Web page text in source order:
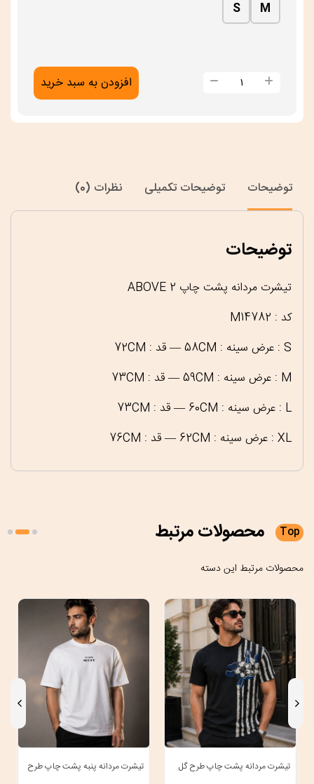
M
S
تیشرت
پشت
عدد
افزودن به سبد خرید
توضیحات توضیحات تکمیلی نظرات (0)
توضیحات
تیشرت مردانه پشت چاپ ABOVE 2
کد : M14782
S : عرض سینه : 58CM — قد : 72CM
M : عرض سینه : 59CM — قد : 73CM
L : عرض سینه : 60CM — قد : 73CM
XL : عرض سینه : 62CM — قد : 76CM
Top محصولاتمرتبط
محصولات مرتبط این دسته
تیشرت مردانه پشت چاپ طرح گل
تیشرت مردانه پنبه پشت چاپ طرح